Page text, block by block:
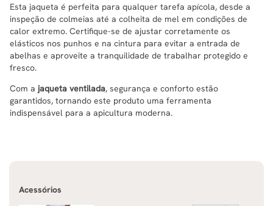
Esta jaqueta é perfeita para qualquer tarefa apícola, desde a
inspeção de colmeias até a colheita de mel em condições de
calor extremo. Certifique-se de ajustar corretamente os
elásticos nos punhos e na cintura para evitar a entrada de
abelhas e aproveite a tranquilidade de trabalhar protegido e
fresco.
Com a jaqueta ventilada, segurança e conforto estão
garantidos, tornando este produto uma ferramenta
indispensável para a apicultura moderna.
Acessórios